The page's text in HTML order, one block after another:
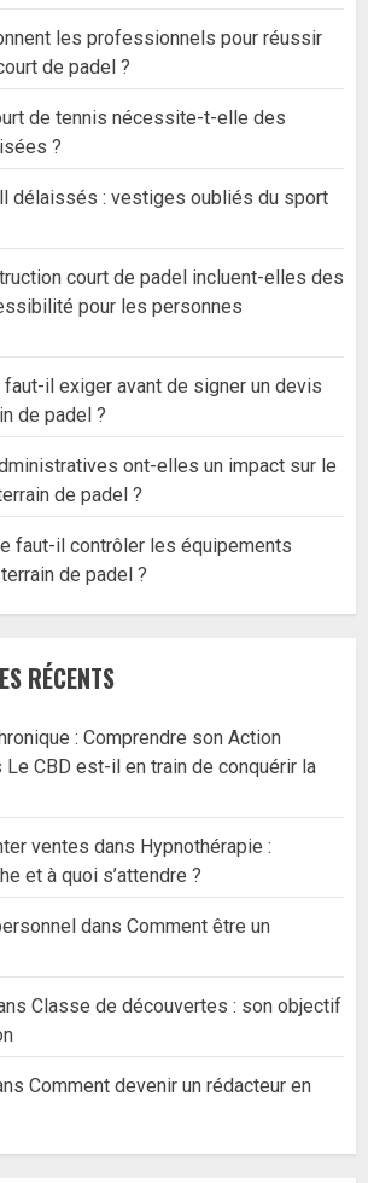
les professionnels pour réussir
de padel ?
de tennis nécessite-t-elle des
?
délaissés : vestiges oubliés du sport
court de padel incluent-elles des
pour les personnes
il exiger avant de signer un devis
de padel ?
ont-elles un impact sur le
de padel ?
faut-il contrôler les équipements
de padel ?
RÉCENTS
: Comprendre son Action
Le CBD est-il en train de conquérir la
ventes dans Hypnothérapie :
et à quoi s’attendre ?
dans Comment être un
Classe de découvertes : son objectif
Comment devenir un rédacteur en